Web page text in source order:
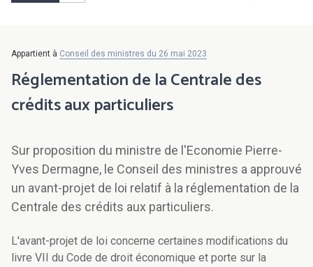
Appartient à Conseil des ministres du 26 mai 2023
Réglementation de la Centrale des
crédits aux particuliers
Sur proposition du ministre de l'Economie Pierre-
Yves Dermagne, le Conseil des ministres a approuvé
un avant-projet de loi relatif à la réglementation de la
Centrale des crédits aux particuliers.
L'avant-projet de loi concerne certaines modifications du
livre VII du Code de droit économique et porte sur la